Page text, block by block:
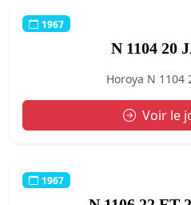
1967
N 1104 20
Horoya N 1104
Voir le
1967